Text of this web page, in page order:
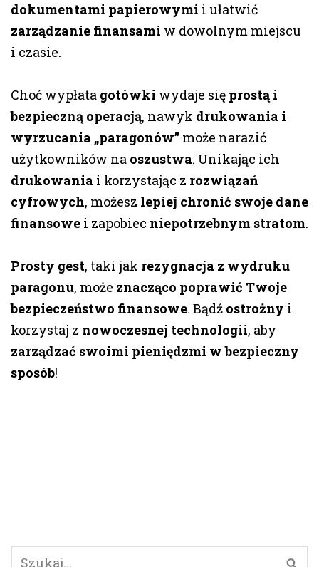
dokumentami papierowymi i ułatwić
zarządzanie finansami w dowolnym miejscu
i czasie.
Choć wypłata gotówki wydaje się prostą i
bezpieczną operacją, nawyk drukowania i
wyrzucania „paragonów” może narazić
użytkowników na oszustwa. Unikając ich
drukowania i korzystając z rozwiązań
cyfrowych, możesz lepiej chronić swoje dane
finansowe i zapobiec niepotrzebnym stratom.
Prosty gest, taki jak rezygnacja z wydruku
paragonu, może znacząco poprawić Twoje
bezpieczeństwo finansowe. Bądź ostrożny i
korzystaj z nowoczesnej technologii, aby
zarządzać swoimi pieniędzmi w bezpieczny
sposób!